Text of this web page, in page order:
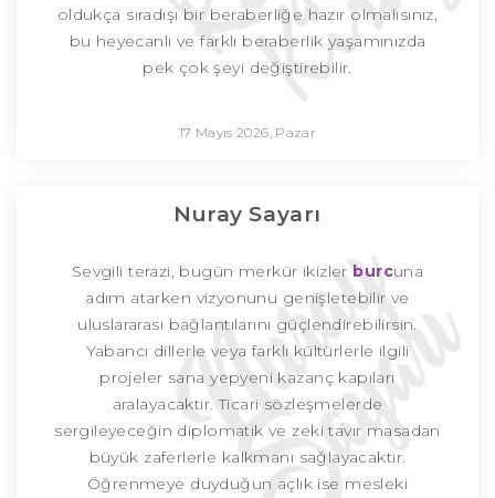
oldukça sıradışı bir beraberliğe hazır olmalısınız,
bu heyecanlı ve farklı beraberlik yaşamınızda
pek çok şeyi değiştirebilir.
17 Mayıs 2026, Pazar
Nuray Sayarı
Sevgili terazi, bugün merkür ikizler burcuna
adım atarken vizyonunu genişletebilir ve
uluslararası bağlantılarını güçlendirebilirsin.
Yabancı dillerle veya farklı kültürlerle ilgili
projeler sana yepyeni kazanç kapıları
aralayacaktır. Ticari sözleşmelerde
sergileyeceğin diplomatik ve zeki tavır masadan
büyük zaferlerle kalkmanı sağlayacaktır.
Öğrenmeye duyduğun açlık ise mesleki